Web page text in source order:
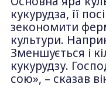
кукурудза, її
зекономити
культури.
Зменшується і
кукурудзу.
сою», – сказав